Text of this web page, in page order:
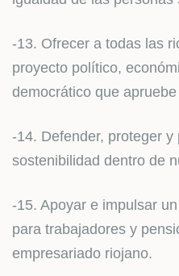
-13. Ofrecer a todas las
proyecto político,
democrático que
-14. Defender, proteger
sostenibilidad dentro de
-15. Apoyar e impulsar
para trabajadores y
empresariado riojano.